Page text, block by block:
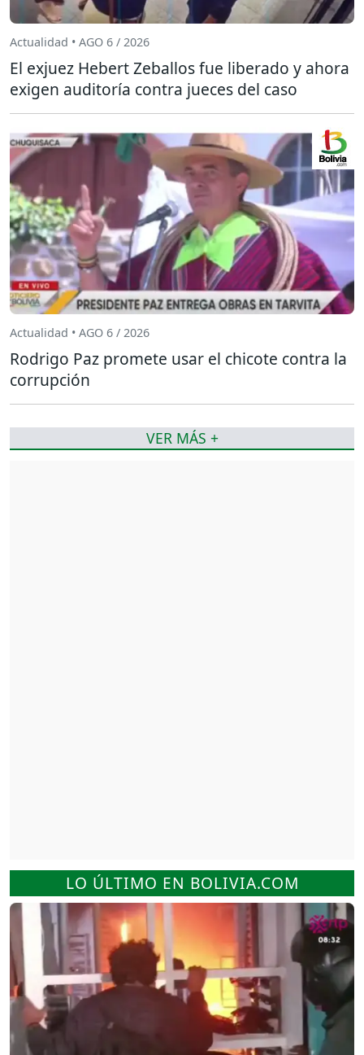
LO ÚLTIMO EN BOLIVIA.COM
Actualidad • AGO 6 / 2026
El exjuez Hebert Zeballos fue liberado y ahora
exigen auditoría contra jueces del caso
Actualidad • AGO 6 / 2026
Rodrigo Paz promete usar el chicote contra la
corrupción
VER MÁS +